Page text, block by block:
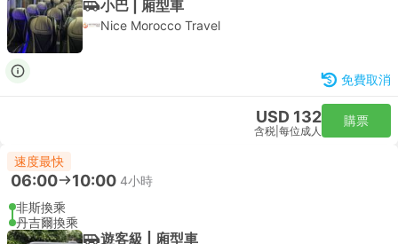
小巴 | 廂型車
Nice Morocco Travel
免費取消
USD 132
含税 每位成人
購票
速度最快
06:00 10:00 4小時
非斯換乘
丹吉爾換乘
遊客級 | 廂型車